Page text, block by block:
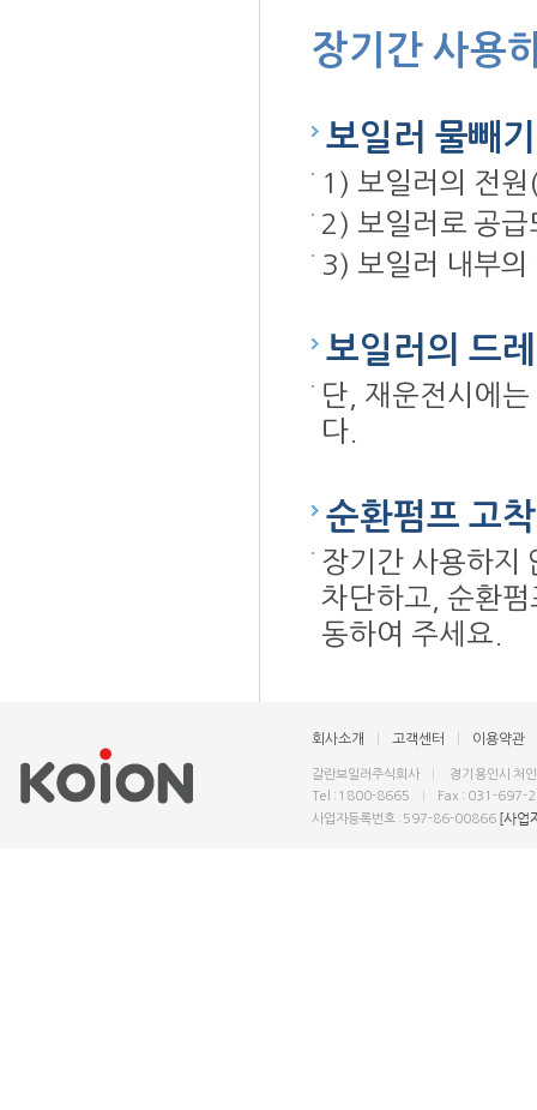
장기간 사용
보일러 물빼기
1) 보일러의 전
2) 보일러로 공
3) 보일러 내부
보일러의 드
단, 재운전시에
다.
순환펌프 고
장기간 사용하지
차단하고, 순환
동하여 주세요.
회사소개 고객센터 이용약관
갈란보일러주식회사
경기 용인시 처
Tel : 1800-8665
Fax : 031-697-
사업자등록번호 : 597-86-00866 [사업